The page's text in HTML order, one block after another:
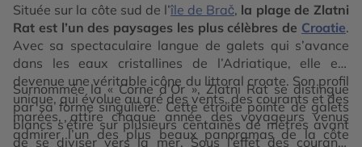
Située sur la côte sud de l’île de Brač, la plage de Zlatni
Rat est l’un des paysages les plus célèbres de Croatie.
Avec sa spectaculaire langue de galets qui s’avance
dans les eaux cristallines de l’Adriatique, elle est
devenue une véritable icône du littoral croate. Son profil
unique, qui évolue au gré des vents, des courants et des
marées, attire chaque année des voyageurs venus
admirer l’un des plus beaux panoramas de la côte
Surnommée la « Corne d’Or », Zlatni Rat se distingue
par sa forme singulière. Cette étroite pointe de galets
blancs s’étire sur plusieurs centaines de mètres avant
de se diviser vers la mer. Sous l’effet des courants